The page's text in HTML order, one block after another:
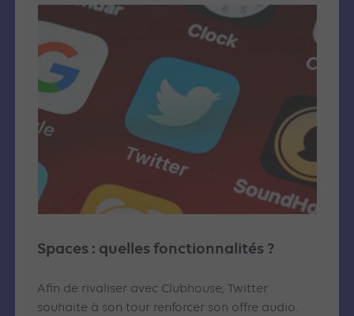
Spaces : quelles fonctionnalités ?
Afin de rivaliser avec Clubhouse, Twitter
souhaite à son tour renforcer son offre audio.